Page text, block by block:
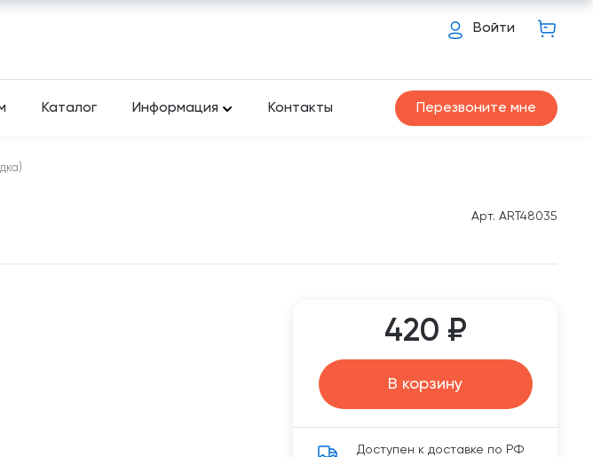
Войти
Каталог Информация Контакты Перезвоните мне
Арт. ART48035
420 ₽
В корзину
Доступен к доставке по РФ